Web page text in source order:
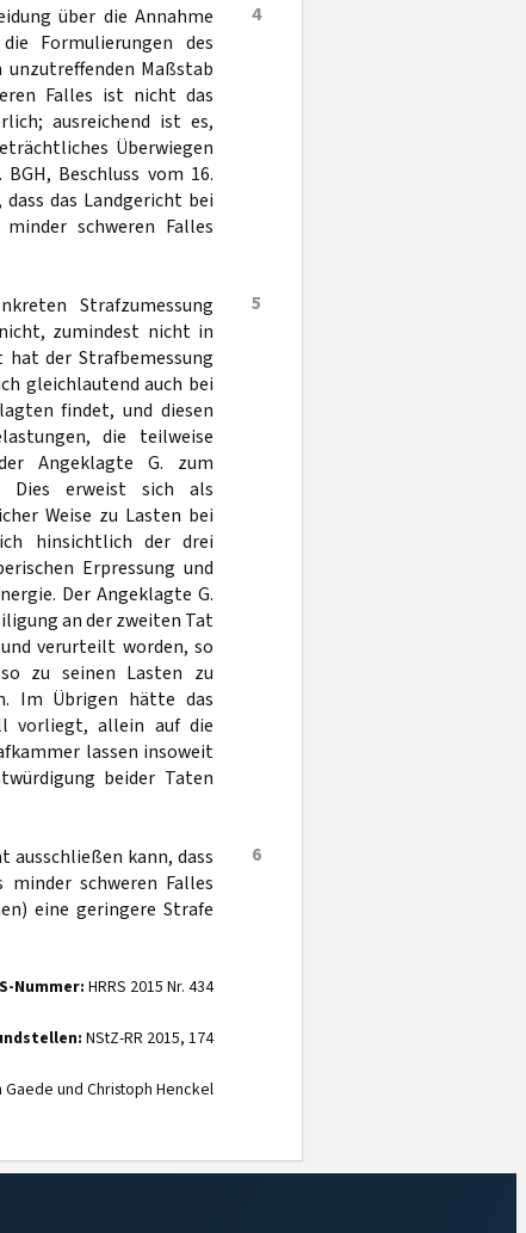
4
über die Annahme
Formulierungen des
unzutreffenden Maßstab
Falles ist nicht das
ausreichend ist es,
Überwiegen
Beschluss vom 16.
das Landgericht bei
schweren Falles
5
Strafzumessung
zumindest nicht in
der Strafbemessung
gleichlautend auch bei
findet, und diesen
die teilweise
Angeklagte G. zum
Dies erweist sich als
Weise zu Lasten bei
hinsichtlich der drei
Erpressung und
Der Angeklagte G.
an der zweiten Tat
verurteilt worden, so
zu seinen Lasten zu
Im Übrigen hätte das
vorliegt, allein auf die
lassen insoweit
beider Taten
6
ausschließen kann, dass
schweren Falles
eine geringere Strafe
Nummer: HRRS 2015 Nr. 434
NStZ-RR 2015, 174
Gaede und Christoph Henckel